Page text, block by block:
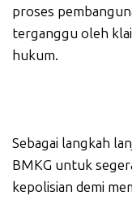
proses
terganggu oleh
hukum.
Sebagai langkah
BMKG untuk
kepolisian demi